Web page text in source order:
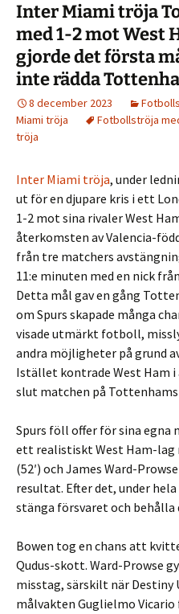
Inter Miami tröja
med 1-2 mot West
gjorde det första
inte rädda
8 december 2023
Miami tröja
Fotbollströja
tröja
Inter Miami tröja, under
ut för en djupare kris i ett
1-2 mot sina rivaler West
återkomsten av Valencia-
från tre matchers
11:e minuten med en nick
Detta mål gav en gång
om Spurs skapade många
visade utmärkt fotboll,
andra möjligheter på grund
Istället kontrade West Ham
slut matchen på
Spurs föll offer för sina
ett realistiskt West Ham-lag
(52′) och James Ward-
resultat. Efter det, under
stänga försvaret och behålla
Bowen tog en chans att
Qudus-skott. Ward-Prowse
misstag, särskilt när Destiny
målvakten Guglielmo